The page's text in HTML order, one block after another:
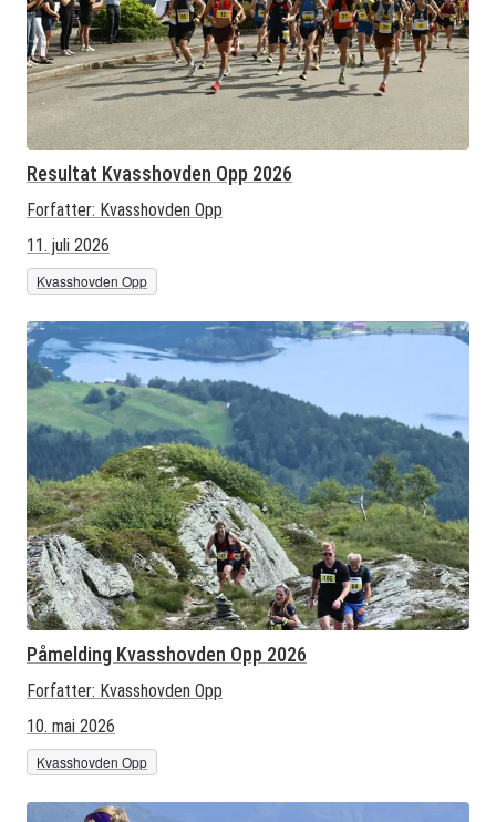
Resultat Kvasshovden Opp 2026
Forfatter: Kvasshovden Opp
11. juli 2026
Kvasshovden Opp
Påmelding Kvasshovden Opp 2026
Forfatter: Kvasshovden Opp
10. mai 2026
Kvasshovden Opp